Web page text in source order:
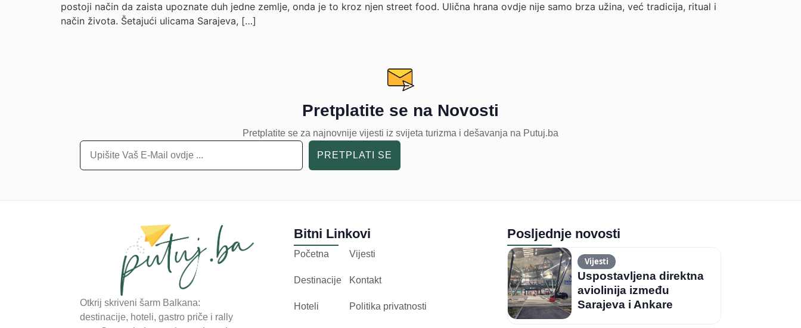
postoji način da zaista upoznate duh jedne zemlje, onda je to kroz njen street food. Ulična hrana ovdje nije samo brza užina, već tradicija, ritual i
način života. Šetajući ulicama Sarajeva, […]
Pretplatite se na Novosti
Pretplatite se za najnovnije vijesti iz svijeta turizma i dešavanja na Putuj.ba
PRETPLATI SE
Otkrij skriveni šarm Balkana:
destinacije, hoteli, gastro priče i rally
Bitni Linkovi
Početna
Destinacije
Hoteli
Vijesti
Kontakt
Politika privatnosti
Posljednje novosti
Vijesti
Uspostavljena direktna
aviolinija između
Sarajeva i Ankare